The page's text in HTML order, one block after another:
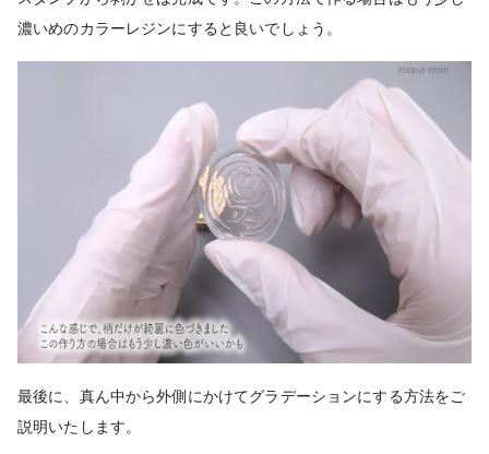
濃いめのカラーレジンにすると良いでしょう。
最後に、真ん中から外側にかけてグラデーションにする方法をご
説明いたします。